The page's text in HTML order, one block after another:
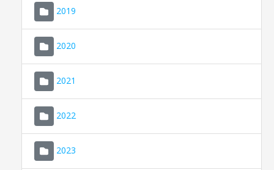
2019
2020
2021
2022
2023